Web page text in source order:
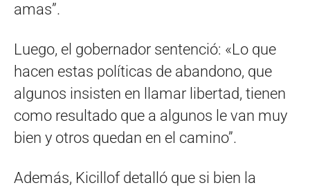
amas”.
Luego, el gobernador sentenció: «Lo que
hacen estas políticas de abandono, que
algunos insisten en llamar libertad, tienen
como resultado que a algunos le van muy
bien y otros quedan en el camino”.
Además, Kicillof detalló que si bien la